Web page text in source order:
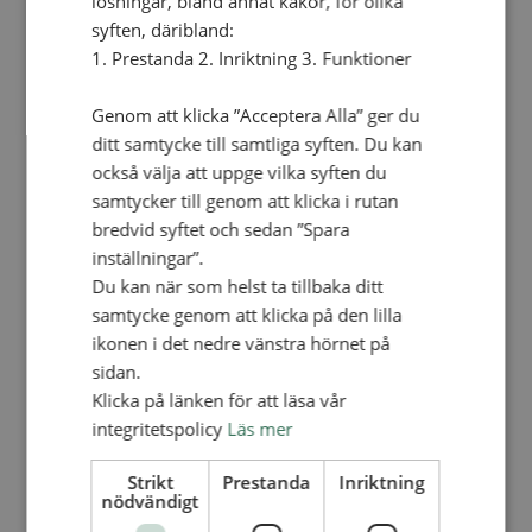
Personalförsäkringar
SAMP – personalförbundet
Kontakt
Kalender
SAU
FÖR FÖRSAMLINGAR
VAD VI GÖR
VAD VI GÖR
Våra arbeten
Här finns vi
Nationella avdelningen
Nationella arbetsområden
Våra pionjära satsningar
Engagera dig nationellt
Ekumeniska året 2025
Internationellt
syften, däribland:
1. Prestanda 2. Inriktning 3. Funktioner
Genom att klicka ”Acceptera Alla” ger du
ditt samtycke till samtliga syften. Du kan
också välja att uppge vilka syften du
samtycker till genom att klicka i rutan
bredvid syftet och sedan ”Spara
inställningar”.
Du kan när som helst ta tillbaka ditt
samtycke genom att klicka på den lilla
ikonen i det nedre vänstra hörnet på
sidan.
Klicka på länken för att läsa vår
integritetspolicy Läs mer
Strikt
nödvändigt
Prestanda Inriktning